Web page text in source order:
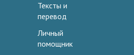
Тексты и
перевод
Личный
помощник